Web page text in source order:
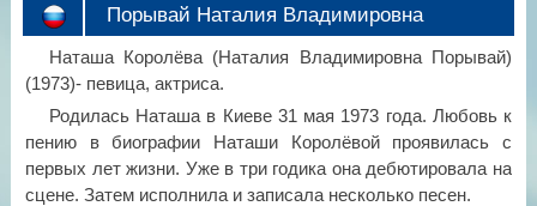
Порывай Наталия Владимировна
Наташа Королёва (Наталия Владимировна Порывай)
(1973)- певица, актриса.
Родилась Наташа в Киеве 31 мая 1973 года. Любовь к
пению в биографии Наташи Королёвой проявилась с
первых лет жизни. Уже в три годика она дебютировала на
сцене. Затем исполнила и записала несколько песен.